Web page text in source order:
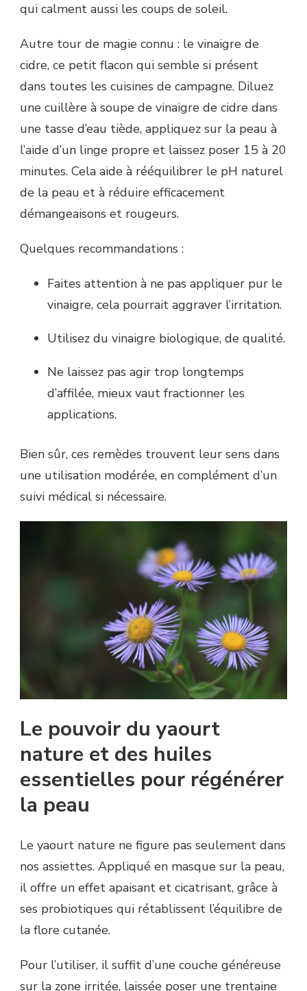
qui calment aussi les coups de soleil.
Autre tour de magie connu : le vinaigre de
cidre, ce petit flacon qui semble si présent
dans toutes les cuisines de campagne. Diluez
une cuillère à soupe de vinaigre de cidre dans
une tasse d’eau tiède, appliquez sur la peau à
l’aide d’un linge propre et laissez poser 15 à 20
minutes. Cela aide à rééquilibrer le pH naturel
de la peau et à réduire efficacement
démangeaisons et rougeurs.
Quelques recommandations :
Faites attention à ne pas appliquer pur le
vinaigre, cela pourrait aggraver l’irritation.
Utilisez du vinaigre biologique, de qualité.
Ne laissez pas agir trop longtemps
d’affilée, mieux vaut fractionner les
applications.
Bien sûr, ces remèdes trouvent leur sens dans
une utilisation modérée, en complément d’un
suivi médical si nécessaire.
Le pouvoir du yaourt
nature et des huiles
essentielles pour régénérer
la peau
Le yaourt nature ne figure pas seulement dans
nos assiettes. Appliqué en masque sur la peau,
il offre un effet apaisant et cicatrisant, grâce à
ses probiotiques qui rétablissent l’équilibre de
la flore cutanée.
Pour l’utiliser, il suffit d’une couche généreuse
sur la zone irritée, laissée poser une trentaine